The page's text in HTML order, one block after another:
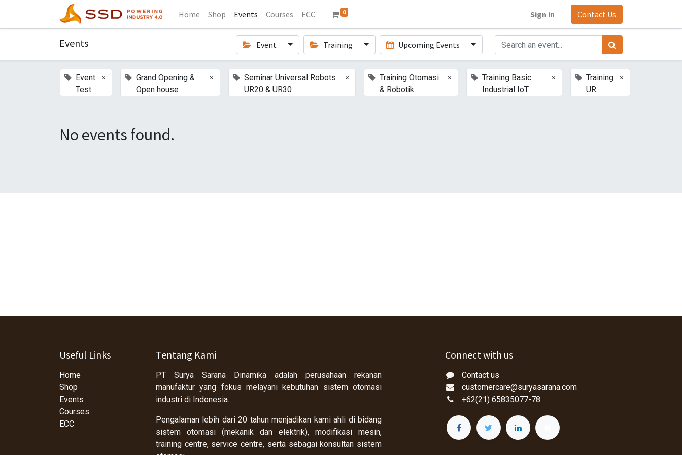
Home Shop Events Courses ECC 0 Sign in Contact Us
Events Event Training Upcoming Events
Event
Test
×
Grand Opening &
Open house
×
Seminar Universal Robots
UR20 & UR30
×
Training Otomasi
& Robotik
×
Training Basic
Industrial IoT
×
Training
UR
×
No events found.
Useful Links
Home
Shop
Events
Courses
ECC
Tentang Kami
PT Surya Sarana Dinamika adalah perusahaan rekanan
manufaktur yang fokus melayani kebutuhan sistem otomasi
industri di Indonesia.
Pengalaman lebih dari 20 tahun menjadikan kami ahli di bidang
sistem otomasi (mekanik dan elektrik), modifikasi mesin,
training centre, service centre, serta sebagai konsultan sistem
Connect with us
Contact us
customercare@suryasarana.com
+62(21) 65835077-78